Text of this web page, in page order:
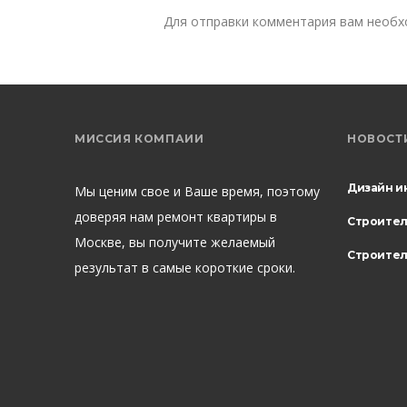
Для отправки комментария вам
МИССИЯ КОМПАИИ
Мы ценим свое и Ваше время, поэтому
доверяя нам ремонт квартиры в
Москве, вы получите желаемый
результат в самые короткие сроки.
Дизайн